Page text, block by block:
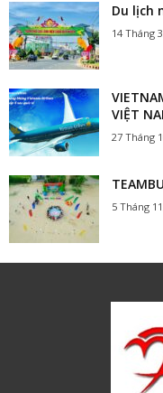
Du lịch
14 Tháng
VIỆT
27 Tháng
5 Tháng